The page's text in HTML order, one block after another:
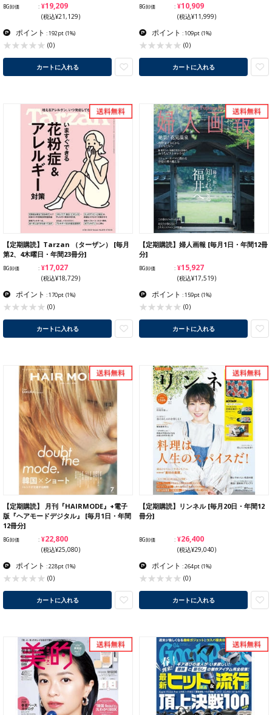
BG卸価 ¥19,209
(税込¥21,129)
ポイント : 192pt (1%)
(0)
カートに入れる
BG卸価 ¥10,909
(税込¥11,999)
ポイント : 109pt (1%)
(0)
カートに入れる
【定期購読】Tarzan （ターザン） [毎月
第2、4木曜日・年間23冊分]
BG卸価 ¥17,027
(税込¥18,729)
ポイント : 170pt (1%)
(0)
カートに入れる
【定期購読】婦人画報 [毎月1日・年間12冊
分]
BG卸価 ¥15,927
(税込¥17,519)
ポイント : 159pt (1%)
(0)
カートに入れる
【定期購読】 月刊『HAIRMODE』+電子
版『ヘアモードデジタル』 [毎月1日・年間
12冊分]
BG卸価 ¥22,800
(税込¥25,080)
ポイント : 228pt (1%)
(0)
カートに入れる
【定期購読】リンネル [毎月20日・年間12
冊分]
BG卸価 ¥26,400
(税込¥29,040)
ポイント : 264pt (1%)
(0)
カートに入れる